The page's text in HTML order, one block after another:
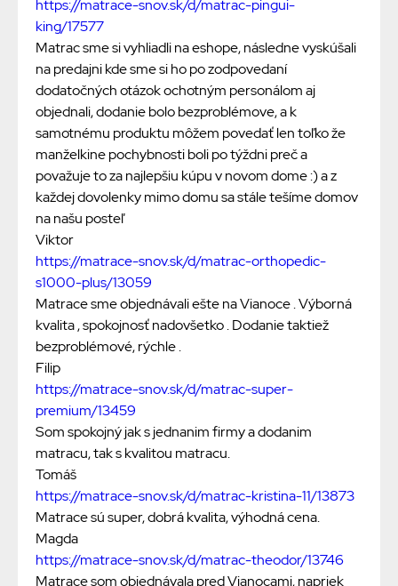
https://matrace-snov.sk/d/matrac-pingui-
king/17577
Matrac sme si vyhliadli na eshope, následne vyskúšali
na predajni kde sme si ho po zodpovedaní
dodatočných otázok ochotným personálom aj
objednali, dodanie bolo bezproblémove, a k
samotnému produktu môžem povedať len toľko že
manželkine pochybnosti boli po týždni preč a
považuje to za najlepšiu kúpu v novom dome :) a z
každej dovolenky mimo domu sa stále tešíme domov
na našu posteľ
Viktor
https://matrace-snov.sk/d/matrac-orthopedic-
s1000-plus/13059
Matrace sme objednávali ešte na Vianoce . Výborná
kvalita , spokojnosť nadovšetko . Dodanie taktiež
bezproblémové, rýchle .
Filip
https://matrace-snov.sk/d/matrac-super-
premium/13459
Som spokojný jak s jednanim firmy a dodanim
matracu, tak s kvalitou matracu.
Tomáš
https://matrace-snov.sk/d/matrac-kristina-11/13873
Matrace sú super, dobrá kvalita, výhodná cena.
Magda
https://matrace-snov.sk/d/matrac-theodor/13746
Matrace som objednávala pred Vianocami, napriek